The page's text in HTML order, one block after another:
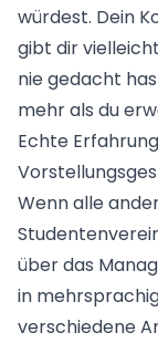
würdest. Dein
gibt dir
nie gedacht
mehr als du
Echte
Wenn alle
über das
in
verschiedene